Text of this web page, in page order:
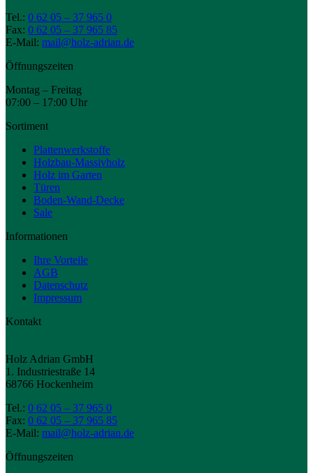
Tel.: 0 62 05 – 37 965 0
Fax: 0 62 05 – 37 965 85
E-Mail: mail@holz-adrian.de
Öffnungszeiten
Montag – Freitag
07:00 – 17:00 Uhr
Sortiment
Plattenwerkstoffe
Holzbau-Massivholz
Holz im Garten
Türen
Boden-Wand-Decke
Sale
Informationen
Ihre Vorteile
AGB
Datenschutz
Impressum
Kontakt
Holz Adrian GmbH
1. Industriestraße 14
68766 Hockenheim
Tel.: 0 62 05 – 37 965 0
Fax: 0 62 05 – 37 965 85
E-Mail: mail@holz-adrian.de
Öffnungszeiten